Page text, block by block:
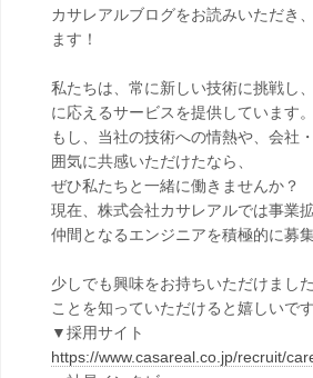
カサレアルブログをお読みいただき
ます！
私たちは、常に新しい技術に挑戦し
に応えるサービスを提供しています。
もし、当社の技術への情熱や、会社
囲気に共感いただけたなら、
ぜひ私たちと一緒に働きませんか？
現在、株式会社カサレアルでは事業
仲間となるエンジニアを積極的に募
少しでも興味をお持ちいただけまし
ことを知っていただけると嬉しいです
▼採用サイト
https://www.casareal.co.jp/recruit/